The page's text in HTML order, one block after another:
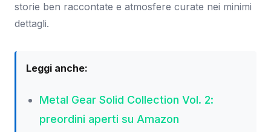
storie ben raccontate e atmosfere curate nei minimi
dettagli.
Leggi anche:
Metal Gear Solid Collection Vol. 2:
preordini aperti su Amazon